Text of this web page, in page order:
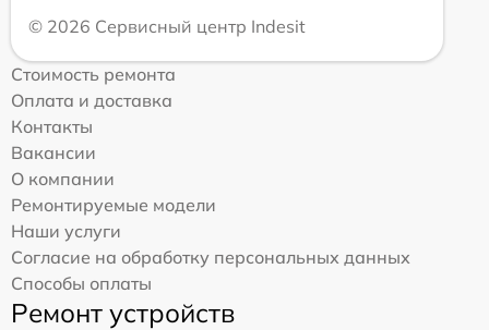
© 2026 Сервисный центр Indesit
Стоимость ремонта
Оплата и доставка
Контакты
Вакансии
О компании
Ремонтируемые модели
Наши услуги
Согласие на обработку персональных данных
Способы оплаты
Ремонт устройств